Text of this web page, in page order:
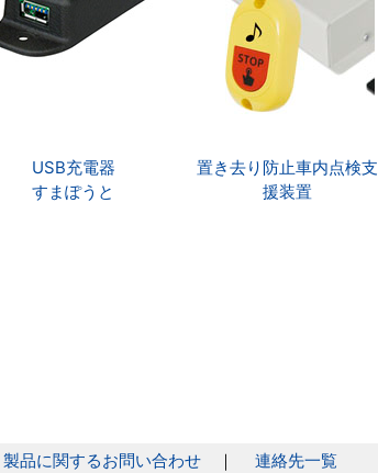
USB充電器
すまぽうと
置き去り防止車内点検支
援装置
製品に関するお問い合わせ ｜ 連絡先一覧